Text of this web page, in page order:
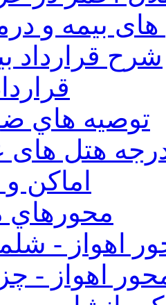
بیمه و
شرح قرارداد
توصيه هاي
هتل های
اماکن
محورهاي
اهواز -
اهواز -